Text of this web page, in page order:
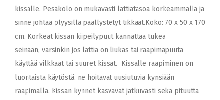
kissalle. Pesäkolo on mukavasti lattiatasoa korkeammalla ja
sinne johtaa plyysillä päällystetyt tikkaat.Koko: 70 x 50 x 170
cm. Korkeat kissan kiipeilypuut kannattaa tukea
seinään, varsinkin jos lattia on liukas tai raapimapuuta
käyttää vilkkaat tai suuret kissat. Kissalle raapiminen on
luontaista käytöstä, ne hoitavat uusiutuvia kynsiään
raapimalla. Kissan kynnet kasvavat jatkuvasti sekä pituutta